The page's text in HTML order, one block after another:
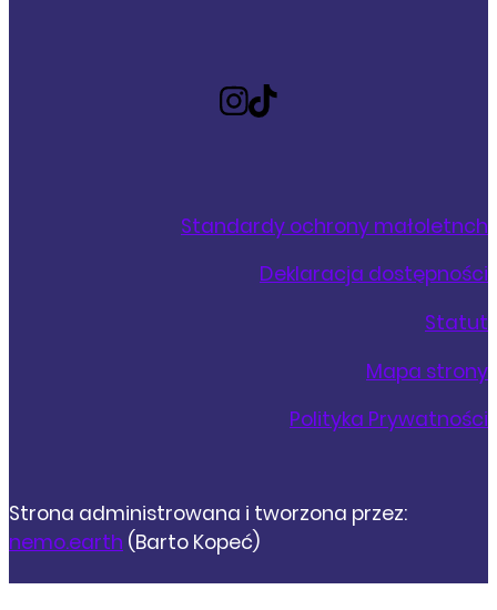
Standardy ochrony małoletnch
Deklaracja dostępności
Statut
Mapa strony
Polityka Prywatności
Strona administrowana i tworzona przez:
nemo.earth (Barto Kopeć)